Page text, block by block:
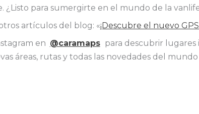
¿Listo para sumergirte en el mundo de la
artículos del blog: «¡Descubre el nuevo
en @caramaps para descubrir lugares
áreas, rutas y todas las novedades del mundo